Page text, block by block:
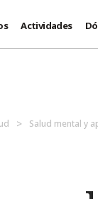
Actividades
Salud mental y